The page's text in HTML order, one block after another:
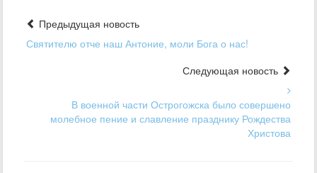
Предыдущая новость
Святителю отче наш Антоние, моли Бога о нас!
Следующая новость
В военной части Острогожска было совершено
молебное пение и славление празднику Рождества
Христова